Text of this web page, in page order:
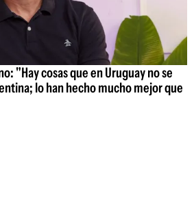
"Hay cosas que en Uruguay no se
lo han hecho mucho mejor que